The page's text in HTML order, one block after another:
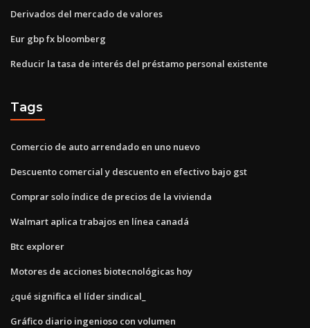
Derivados del mercado de valores
Eur gbp fx bloomberg
Reducir la tasa de interés del préstamo personal existente
Tags
Comercio de auto arrendado en uno nuevo
Descuento comercial y descuento en efectivo bajo gst
Comprar solo índice de precios de la vivienda
Walmart aplica trabajos en línea canadá
Btc explorer
Motores de acciones biotecnológicas hoy
¿qué significa el líder sindical_
Gráfico diario ingenioso con volumen